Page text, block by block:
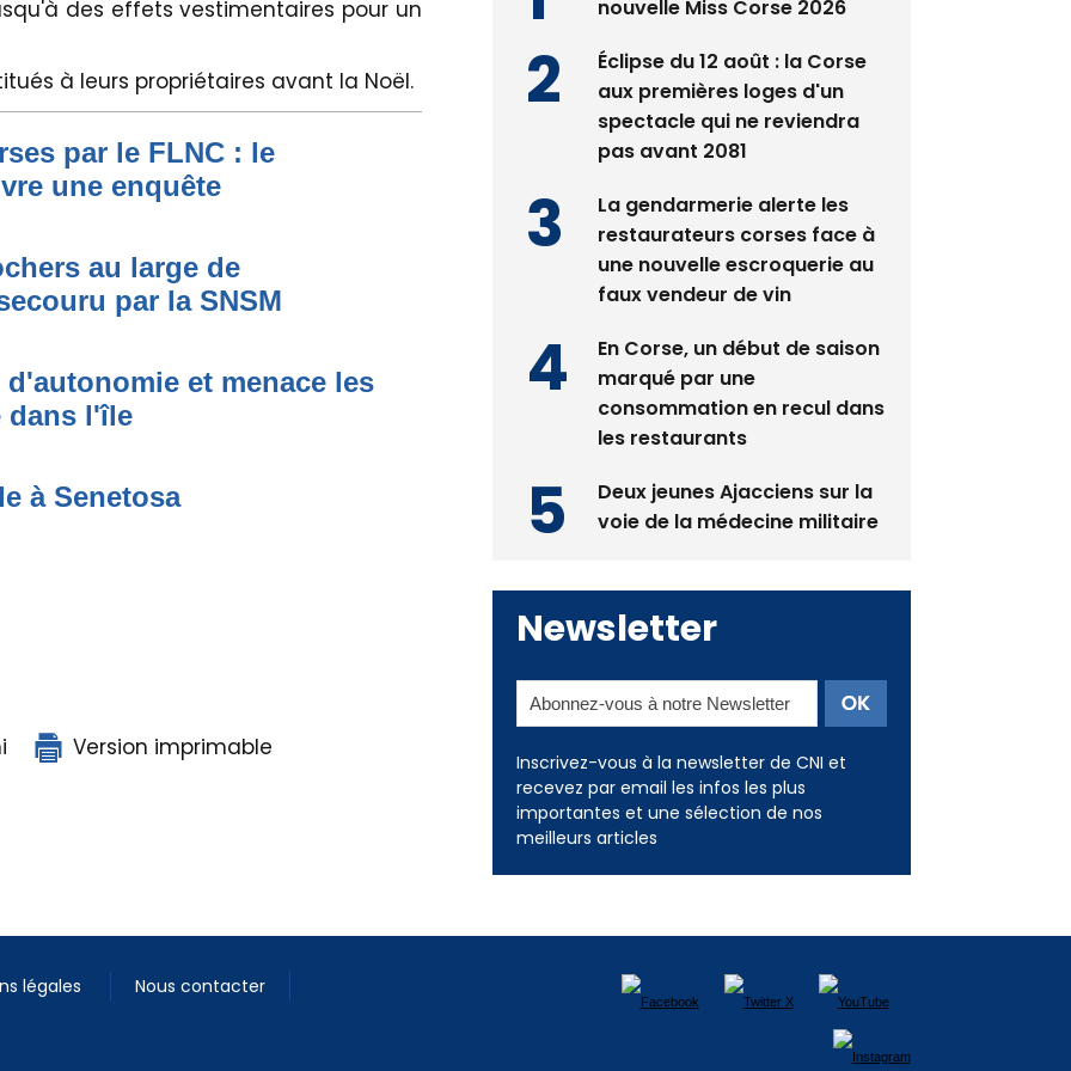
des effets vestimentaires pour un
à leurs propriétaires avant la Noël.
par le FLNC : le
une enquête
au large de
par la SNSM
et menace les
dans l'île
à Senetosa
Version imprimable
nouvelle Miss Corse 2026
Éclipse du 12 août : la Corse
aux premières loges d'un
pas avant 2081
La gendarmerie alerte les
restaurateurs corses face à
faux vendeur de vin
En Corse, un début de saison
marqué par une
les restaurants
Newsletter
Inscrivez-vous à la newsletter de CNI et
recevez par email les infos les plus